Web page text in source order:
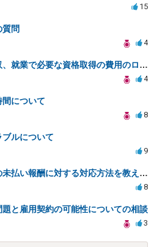
15
問
4
業務委託契約で未回収、就業で必要な資格取得の費用のローンを組まされた
4
について
8
ルについて
9
業務委託契約解約後の未払い報酬に対する対応方法を教えてください
8
と雇用契約の可能性についての相談
3